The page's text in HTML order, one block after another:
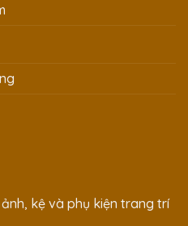
kệ và phụ kiện trang trí